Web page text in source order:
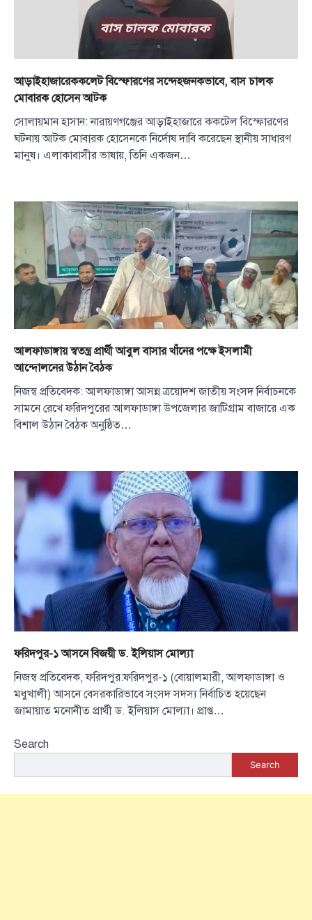
আড়াইহাজারেককলেট বিস্ফোরণের সন্দেহজনকভাবে, বাস চালক
মোবারক হোসেন আটক
সোলায়মান হাসান: নারায়ণগঞ্জের আড়াইহাজারে ককটেল বিস্ফোরণের
ঘটনায় আটক মোবারক হোসেনকে নির্দোষ দাবি করেছেন স্থানীয় সাধারণ
মানুষ। এলাকাবাসীর ভাষায়, তিনি একজন…
আলফাডাঙ্গায় স্বতন্ত্র প্রার্থী আবুল বাসার খাঁনের পক্ষে ইসলামী
আন্দোলনের উঠান বৈঠক
নিজস্ব প্রতিবেদক: আলফাডাঙ্গা আসন্ন ত্রয়োদশ জাতীয় সংসদ নির্বাচনকে
সামনে রেখে ফরিদপুরের আলফাডাঙ্গা উপজেলার জাটিগ্রাম বাজারে এক
বিশাল উঠান বৈঠক অনুষ্ঠিত…
ফরিদপুর-১ আসনে বিজয়ী ড. ইলিয়াস মোল্যা
নিজস্ব প্রতিবেদক, ফরিদপুর:ফরিদপুর-১ (বোয়ালমারী, আলফাডাঙ্গা ও
মধুখালী) আসনে বেসরকারিভাবে সংসদ সদস্য নির্বাচিত হয়েছেন
জামায়াত মনোনীত প্রার্থী ড. ইলিয়াস মোল্যা। প্রাপ্ত…
Search
Search